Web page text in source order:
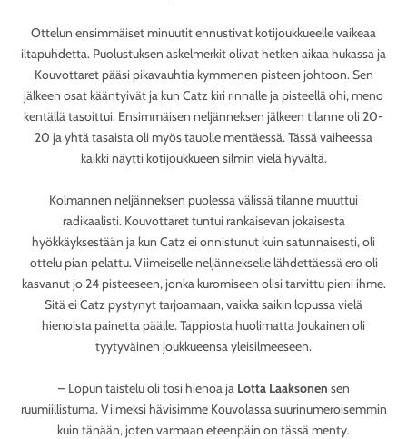
Ottelun ensimmäiset minuutit ennustivat kotijoukkueelle vaikeaa
iltapuhdetta. Puolustuksen askelmerkit olivat hetken aikaa hukassa ja
Kouvottaret pääsi pikavauhtia kymmenen pisteen johtoon. Sen
jälkeen osat kääntyivät ja kun Catz kiri rinnalle ja pisteellä ohi, meno
kentällä tasoittui. Ensimmäisen neljänneksen jälkeen tilanne oli 20-
20 ja yhtä tasaista oli myös tauolle mentäessä. Tässä vaiheessa
kaikki näytti kotijoukkueen silmin vielä hyvältä.
Kolmannen neljänneksen puolessa välissä tilanne muuttui
radikaalisti. Kouvottaret tuntui rankaisevan jokaisesta
hyökkäyksestään ja kun Catz ei onnistunut kuin satunnaisesti, oli
ottelu pian pelattu. Viimeiselle neljännekselle lähdettäessä ero oli
kasvanut jo 24 pisteeseen, jonka kuromiseen olisi tarvittu pieni ihme.
Sitä ei Catz pystynyt tarjoamaan, vaikka saikin lopussa vielä
hienoista painetta päälle. Tappiosta huolimatta Joukainen oli
tyytyväinen joukkueensa yleisilmeeseen.
– Lopun taistelu oli tosi hienoa ja Lotta Laaksonen sen
ruumiillistuma. Viimeksi hävisimme Kouvolassa suurinumeroisemmin
kuin tänään, joten varmaan eteenpäin on tässä menty.